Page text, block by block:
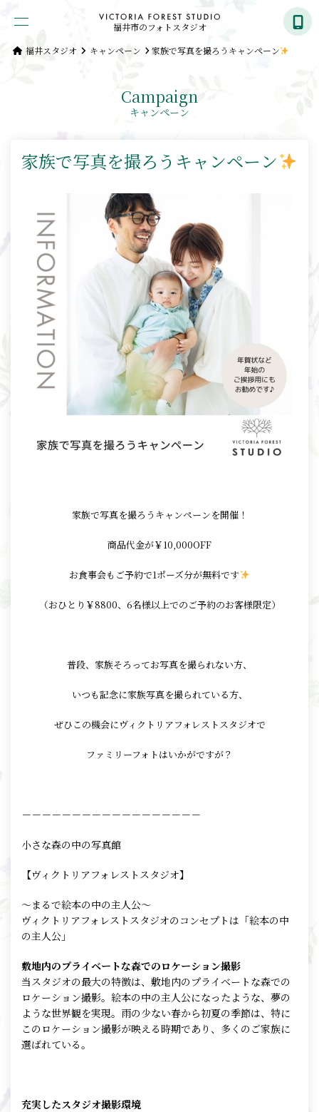
福井市のフォトスタジオ
福井スタジオ
キャンペーン 家族で写真を撮ろうキャンペーン
Campaign
キャンペーン
家族で写真を撮ろうキャンペーン
家族で写真を撮ろうキャンペーンを開催！
商品代金が￥10,000OFF
お食事会もご予約で1ポーズ分が無料です
（おひとり￥8800、6名様以上でのご予約のお客様限定）
普段、家族そろってお写真を撮られない方、
いつも記念に家族写真を撮られている方、
ぜひこの機会にヴィクトリアフォレストスタジオで
ファミリーフォトはいかがですが？
－－－－－－－－－－－－－－－－－－
小さな森の中の写真館
【ヴィクトリアフォレストスタジオ】
⁡～⁡まるで絵本の中の主人公～
ヴィクトリアフォレストスタジオのコンセプトは「絵本の中
の主人公」
敷地内のプライベートな森でのロケーション撮影
当スタジオの最大の特徴は、敷地内のプライベートな森での
ロケーション撮影。絵本の中の主人公になったような、夢の
ような世界観を実現。雨の少ない春から初夏の季節は、特に
このロケーション撮影が映える時期であり、多くのご家族に
選ばれている。
充実したスタジオ撮影環境